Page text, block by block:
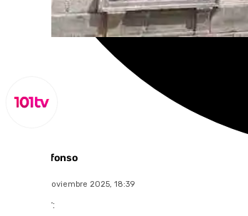
Miguel Alfonso
martes, 11 noviembre 2025, 18:39
Compartir: